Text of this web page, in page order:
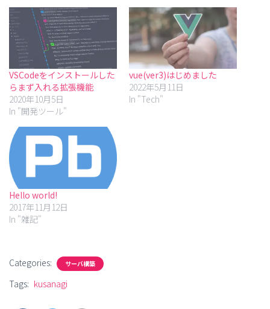
VSCodeをインストールした
らまず入れる拡張機能
2020年10月5日
In "開発ツール"
vue(ver3)はじめました
2022年5月11日
In "Tech"
Hello world!
2017年11月12日
In "雑記"
Categories: サーバ構築
Tags: kusanagi